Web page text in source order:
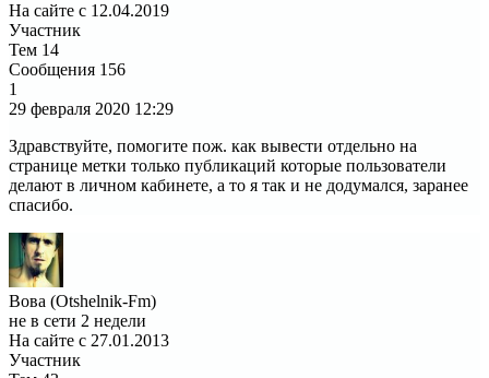
На сайте с 12.04.2019
Участник
Тем 14
Сообщения 156
1
29 февраля 2020 12:29
Здравствуйте, помогите пож. как вывести отдельно на
странице метки только публикаций которые пользователи
делают в личном кабинете, а то я так и не додумался, заранее
спасибо.
Вова (Otshelnik-Fm)
не в сети 2 недели
На сайте с 27.01.2013
Участник